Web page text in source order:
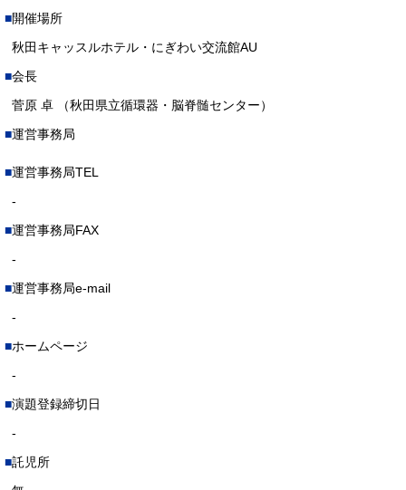
開催場所
秋田キャッスルホテル・にぎわい交流館AU
会長
菅原 卓 （秋田県立循環器・脳脊髄センター）
運営事務局
運営事務局TEL
-
運営事務局FAX
-
運営事務局e-mail
-
ホームページ
-
演題登録締切日
-
託児所